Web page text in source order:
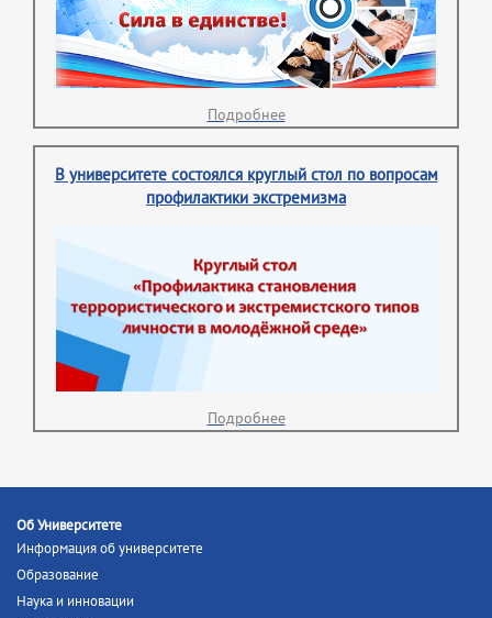
Подробнее
В университете состоялся круглый стол по вопросам
профилактики экстремизма
Подробнее
Об Университете
Информация об университете
Образование
Наука и инновации